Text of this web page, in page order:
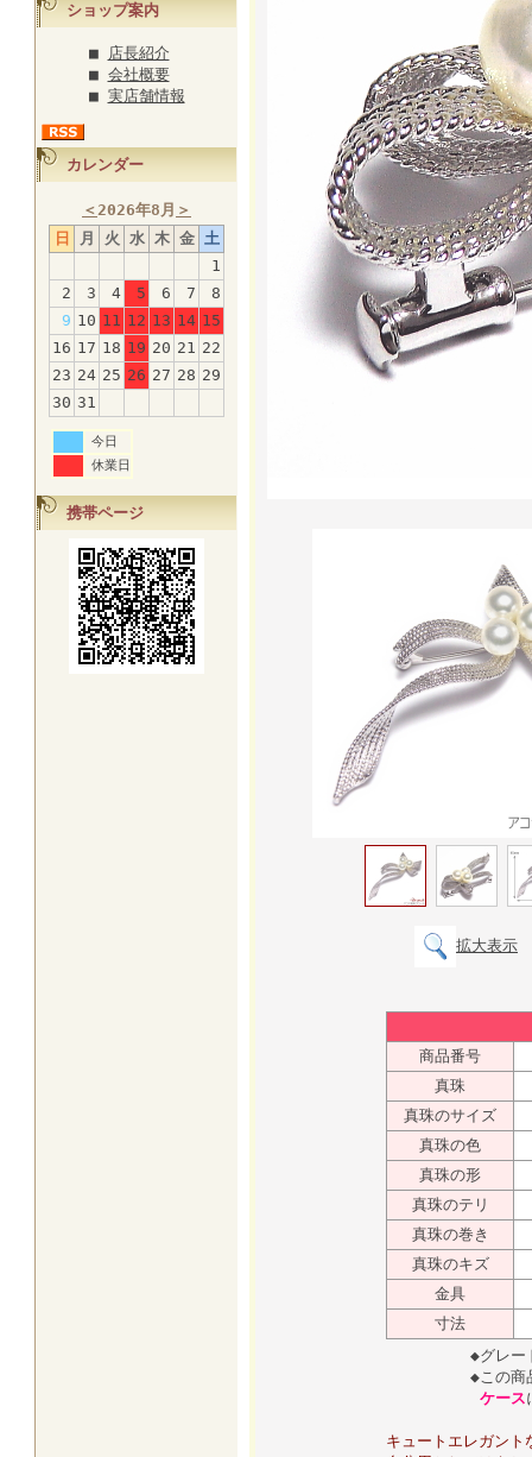
ショップ案内
■ 店長紹介
■ 会社概要
■ 実店舗情報
カレンダー
＜2026年8月 ＞
日
月 火 水 木 金 土
1
2
3 4 5 6 7
8
9 10 11 12 13 14 15
16 17 18 19 20 21 22
23 24 25 26 27 28 29
30 31
今日
休業日
携帯ページ
拡大表示
商品番号
真珠
真珠のサイズ
真珠の色
真珠の形
真珠のテリ
真珠の巻き
真珠のキズ
金具
寸法
◆グレー
◆この商
ケース
キュートエレガント